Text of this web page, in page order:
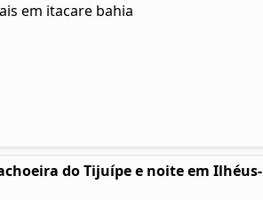
em itacare bahia
do Tijuípe e noite em Ilhéus-